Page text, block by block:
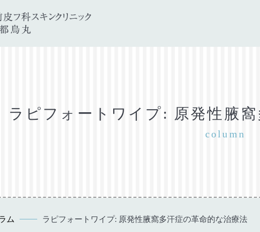
ラピフォートワイプ: 原発性腋
column
ム ラピフォートワイプ: 原発性腋窩多汗症の革命的な治療法